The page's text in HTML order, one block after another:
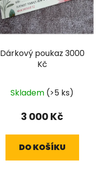
Dárkový poukaz 3000
Kč
Skladem (>5 ks)
3 000 Kč
DO KOŠÍKU